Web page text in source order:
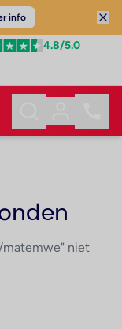
info
4.8/5.0
matemwe" niet